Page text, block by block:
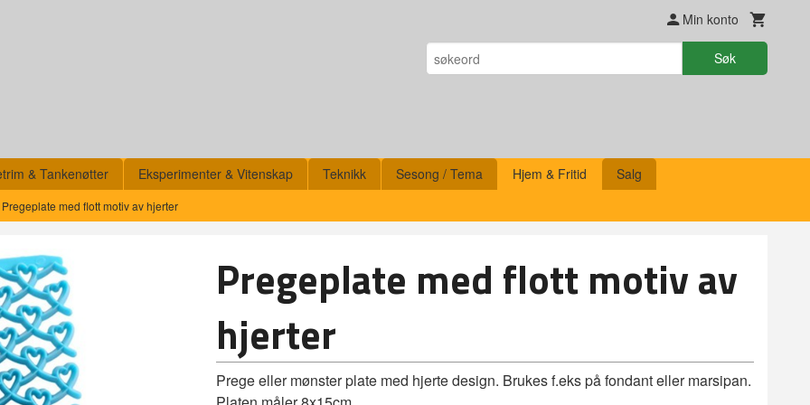
Min konto
Søk
& Tankenøtter Eksperimenter & Vitenskap Teknikk Sesong / Tema Hjem & Fritid Salg
Pregeplate med flott motiv av hjerter
Pregeplate med flott motiv av
hjerter
Prege eller mønster plate med hjerte design. Brukes f.eks på fondant eller marsipan.